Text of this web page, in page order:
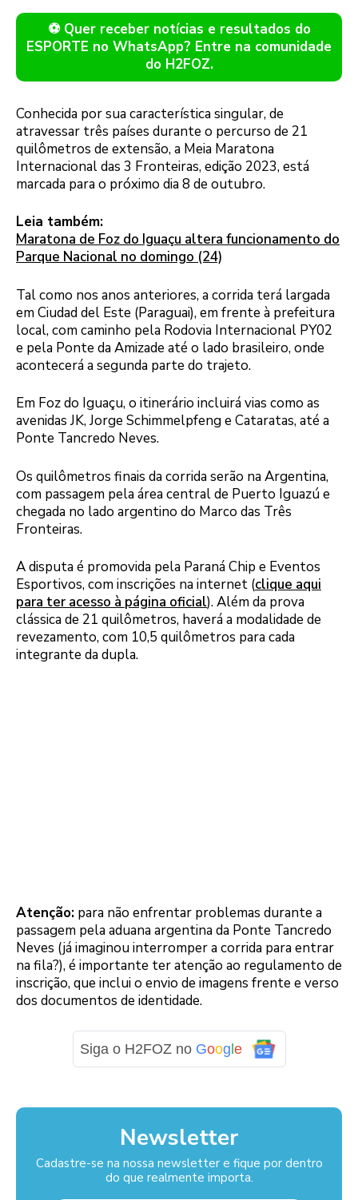
⚽ Quer receber notícias e resultados do
ESPORTE no WhatsApp? Entre na comunidade
do H2FOZ.
Conhecida por sua característica singular, de
atravessar três países durante o percurso de 21
quilômetros de extensão, a Meia Maratona
Internacional das 3 Fronteiras, edição 2023, está
marcada para o próximo dia 8 de outubro.
Leia também:
Maratona de Foz do Iguaçu altera funcionamento do
Parque Nacional no domingo (24)
Tal como nos anos anteriores, a corrida terá largada
em Ciudad del Este (Paraguai), em frente à prefeitura
local, com caminho pela Rodovia Internacional PY02
e pela Ponte da Amizade até o lado brasileiro, onde
acontecerá a segunda parte do trajeto.
Em Foz do Iguaçu, o itinerário incluirá vias como as
avenidas JK, Jorge Schimmelpfeng e Cataratas, até a
Ponte Tancredo Neves.
Os quilômetros finais da corrida serão na Argentina,
com passagem pela área central de Puerto Iguazú e
chegada no lado argentino do Marco das Três
Fronteiras.
A disputa é promovida pela Paraná Chip e Eventos
Esportivos, com inscrições na internet (clique aqui
para ter acesso à página oficial). Além da prova
clássica de 21 quilômetros, haverá a modalidade de
revezamento, com 10,5 quilômetros para cada
integrante da dupla.
Atenção: para não enfrentar problemas durante a
passagem pela aduana argentina da Ponte Tancredo
Neves (já imaginou interromper a corrida para entrar
na fila?), é importante ter atenção ao regulamento de
inscrição, que inclui o envio de imagens frente e verso
dos documentos de identidade.
Siga o H2FOZ no Google
Newsletter
Cadastre-se na nossa newsletter e fique por dentro
do que realmente importa.